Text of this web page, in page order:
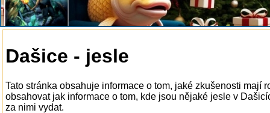
Dašice - jesle
Tato stránka obsahuje informace o tom, jaké zkušenosti mají
obsahovat jak informace o tom, kde jsou nějaké jesle v
za nimi vydat.